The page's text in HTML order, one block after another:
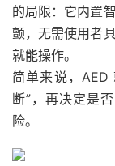
的局限：它内置
颤，无需使用者
就能操作。
简单来说，
断”，再决定是
险。